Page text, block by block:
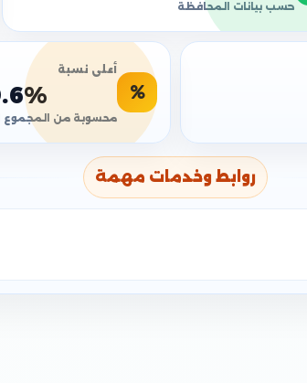
حسب بيانات المحافظة
أعلى نسبة
محسوبة من المجموع
روابط وخدمات مهمة